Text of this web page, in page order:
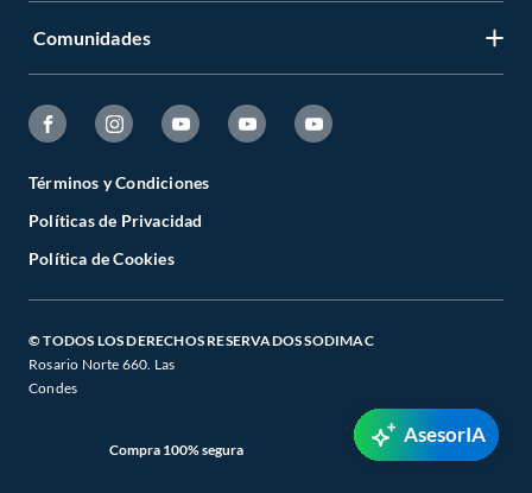
Comunidades
Términos y Condiciones
Políticas de Privacidad
Política de Cookies
© TODOS LOS DERECHOS RESERVADOS SODIMAC
Rosario Norte 660. Las
Condes
Compra 100% segura
AsesorIA